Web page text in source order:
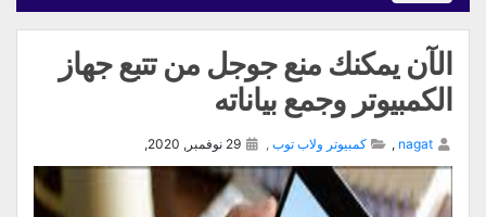
الآن يمكنك منع جوجل من تتبع جهاز
الكمبيوتر وجمع بياناته
nagat
, كمبيوتر ولاب توب ,